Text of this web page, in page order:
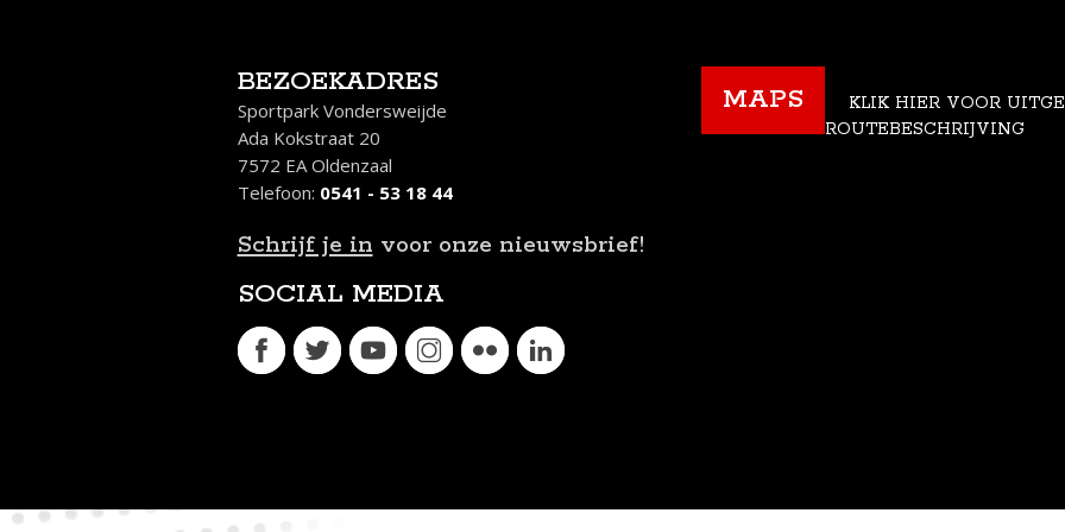
BEZOEKADRES
Sportpark Vondersweijde
Ada Kokstraat 20
7572 EA Oldenzaal
Telefoon: 0541 - 53 18 44
Schrijf je in voor onze nieuwsbrief!
SOCIAL MEDIA
MAPS
KLIK HIER VOOR
ROUTEBESCHRIJVING